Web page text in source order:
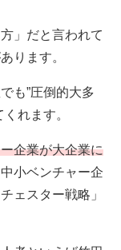
」だと言われて
ります。
も”圧倒的大多
れます。
企業が大企業に
小ベンチャー企
ェスター戦略」